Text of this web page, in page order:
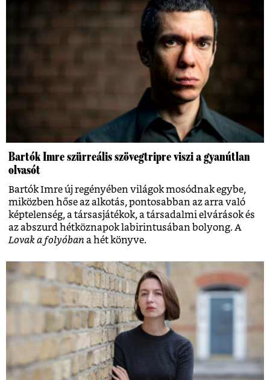
Bartók Imre szürreális szövegtripre viszi a gyanútlan
olvasót
Bartók Imre új regényében világok mosódnak egybe,
miközben hőse az alkotás, pontosabban az arra való
képtelenség, a társasjátékok, a társadalmi elvárások és
az abszurd hétköznapok labirintusában bolyong. A
Lovak a folyóbana hét könyve.